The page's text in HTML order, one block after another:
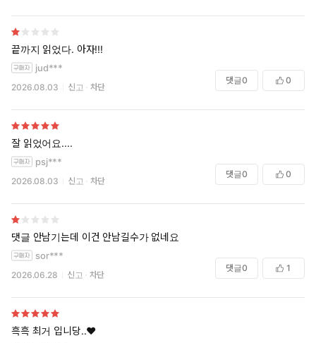
끝까지 읽었다. 아자!!!
jud***
2026.08.03 신고 차단
댓글0 0
잘 읽었어요....
psj***
2026.08.03 신고 차단
댓글0 0
댓글 안남기는데 이건 안남길수가 없네요
sor***
2026.06.28 신고 차단
댓글0 1
흑흑 최거 입니당..❤️